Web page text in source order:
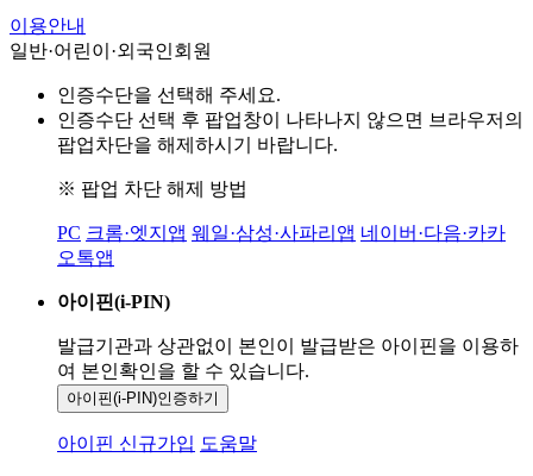
이용안내
일반·어린이·외국인회원
인증수단을 선택해 주세요.
인증수단 선택 후 팝업창이 나타나지 않으면 브라우저의
팝업차단을 해제하시기 바랍니다.
※ 팝업 차단 해제 방법
PC 크롬·엣지앱 웨일·삼성·사파리앱 네이버·다음·카카
오톡앱
아이핀(i-PIN)
발급기관과 상관없이 본인이 발급받은 아이핀을 이용하
여 본인확인을 할 수 있습니다.
아이핀(i-PIN)인증하기
아이핀 신규가입 도움말